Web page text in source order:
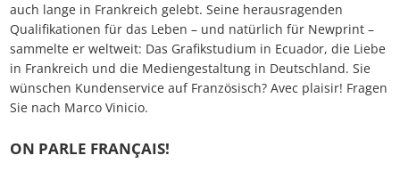
auch lange in Frankreich gelebt. Seine herausragenden
Qualifikationen für das Leben – und natürlich für Newprint –
sammelte er weltweit: Das Grafikstudium in Ecuador, die Liebe
in Frankreich und die Mediengestaltung in Deutschland. Sie
wünschen Kundenservice auf Französisch? Avec plaisir! Fragen
Sie nach Marco Vinicio.
ON PARLE FRANÇAIS!